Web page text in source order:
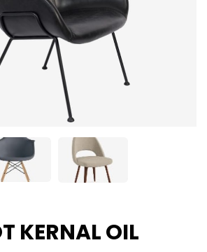
KERNAL OIL